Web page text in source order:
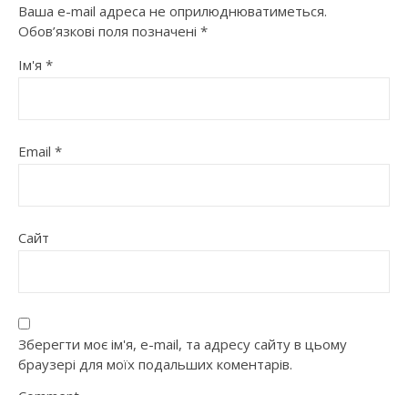
Ваша e-mail адреса не оприлюднюватиметься.
Обов’язкові поля позначені *
Ім'я *
Email *
Сайт
Зберегти моє ім'я, e-mail, та адресу сайту в цьому
браузері для моїх подальших коментарів.